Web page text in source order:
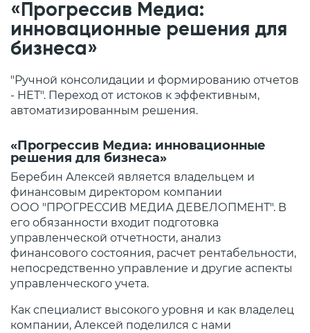
«Прогрессив Медиа:
инновационные решения для
бизнеса»
"Ручной консолидации и формированию отчетов
- НЕТ". Переход от истоков к эффективным,
автоматизированным решения.
«Прогрессив Медиа: инновационные
решения для бизнеса»
Беребин Алексей является владельцем и
финансовым директором компании
ООО "ПРОГРЕССИВ МЕДИА ДЕВЕЛОПМЕНТ". В
его обязанности входит подготовка
управленческой отчетности, анализ
финансового состояния, расчет рентабельности,
непосредственно управление и другие аспекты
управленческого учета.
Как специалист высокого уровня и как владелец
компании, Алексей поделился с нами